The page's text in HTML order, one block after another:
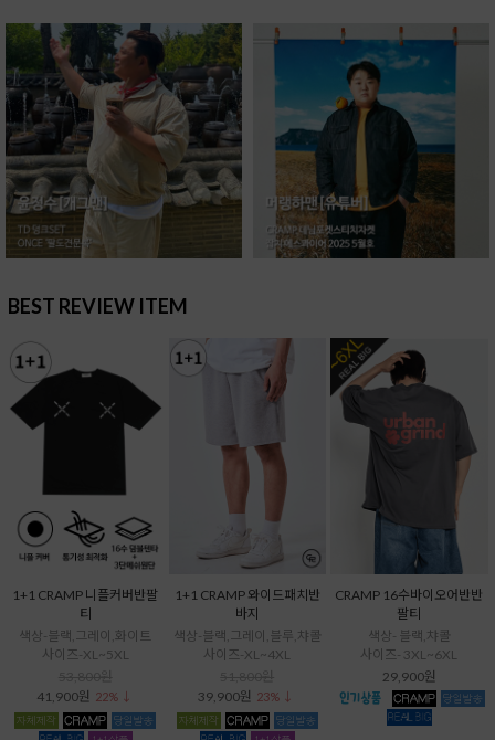
BEST REVIEW ITEM
1+1 CRAMP 니플커버반팔
티
색상-블랙,그레이,화이트
사이즈-XL~5XL
41,900원 22% ↓
1+1 CRAMP 와이드패치반
바지
색상-블랙,그레이,블루,챠콜
사이즈-XL~4XL
39,900원 23% ↓
CRAMP 16수바이오어반반
팔티
색상- 블랙,챠콜
사이즈- 3XL~6XL
29,900원